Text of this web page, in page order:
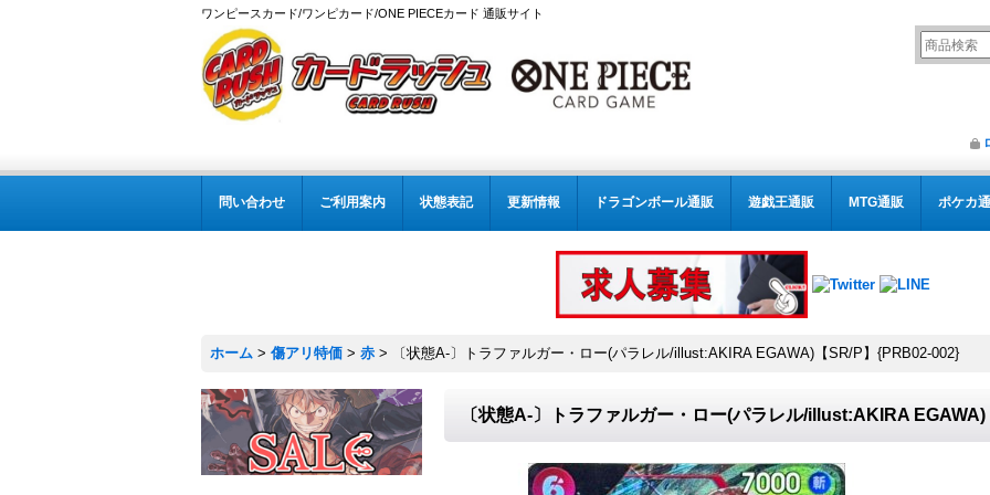
ワンピースカード/ワンピカード/ONE PIECEカード 通販サイト
問い合わせ ご利用案内 状態表記 更新情報 ドラゴンボール通販 遊戯王通販 MTG通販 ポケカ
ホーム > 傷アリ特価 > 赤 > 〔状態A-〕トラファルガー・ロー(パラレル/illust:AKIRA EGAWA)【SR/P】{PRB02-002}
〔状態A-〕トラファルガー・ロー(パラレル/illust:AKIRA